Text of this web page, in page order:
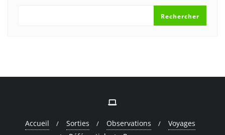
Rechercher
Accueil Sorties Observations
Voyages